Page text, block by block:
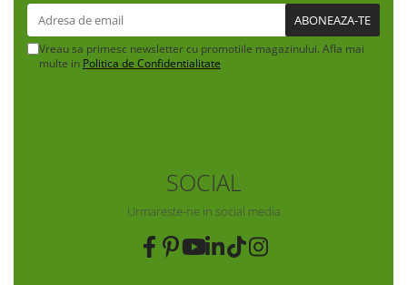
Vreau sa primesc newsletter cu promotiile magazinului. Afla mai
multe in Politica de Confidentialitate
SOCIAL
Urmareste-ne in social media